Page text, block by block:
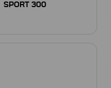
SPORT 300